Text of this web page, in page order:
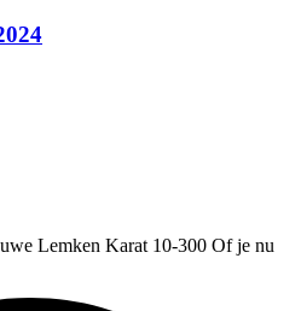
Lemken Karat 10-300 Of je nu